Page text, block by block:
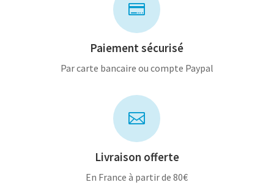

Paiement sécurisé
Par carte bancaire ou compte Paypal

Livraison offerte
En France à partir de 80€